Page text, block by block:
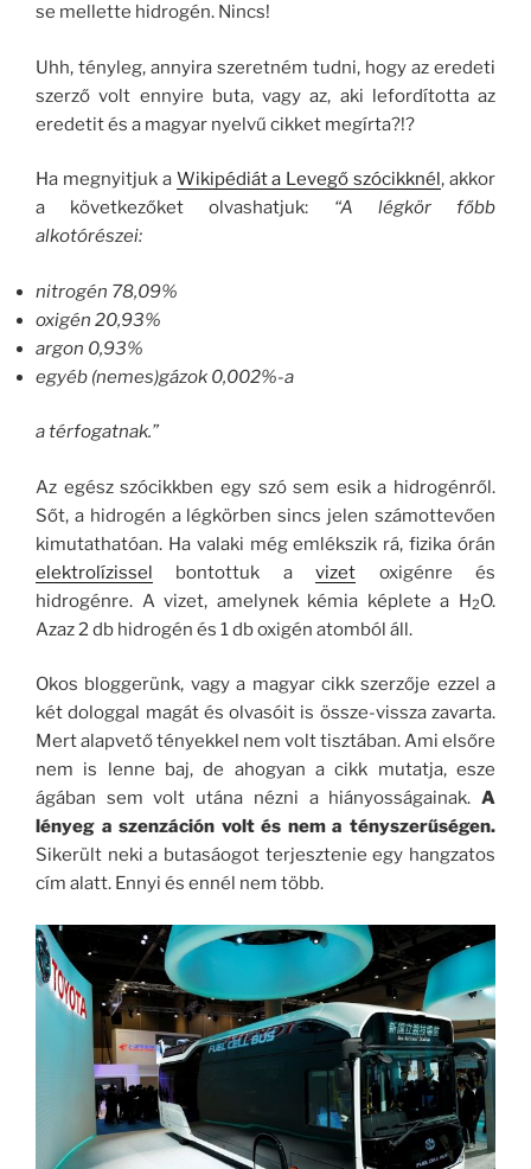
se mellette hidrogén. Nincs!
Uhh, tényleg, annyira szeretném tudni, hogy az eredeti
szerző volt ennyire buta, vagy az, aki lefordította az
eredetit és a magyar nyelvű cikket megírta?!?
Ha megnyitjuk a Wikipédiát a Levegő szócikknél, akkor
a következőket olvashatjuk: “A légkör főbb
alkotórészei:
nitrogén 78,09%
oxigén 20,93%
argon 0,93%
egyéb (nemes)gázok 0,002%-a
a térfogatnak.”
Az egész szócikkben egy szó sem esik a hidrogénről.
Sőt, a hidrogén a légkörben sincs jelen számottevően
kimutathatóan. Ha valaki még emlékszik rá, fizika órán
elektrolízissel bontottuk avizet oxigénre és
hidrogénre. A vizet, amelynek kémia képlete a H2O.
Azaz 2 db hidrogén és 1 db oxigén atomból áll.
Okos bloggerünk, vagy a magyar cikk szerzője ezzel a
két dologgal magát és olvasóit is össze-vissza zavarta.
Mert alapvető tényekkel nem volt tisztában. Ami elsőre
nem is lenne baj, de ahogyan a cikk mutatja, esze
ágában sem volt utána nézni a hiányosságainak. A
lényeg a szenzáción volt és nem a tényszerűségen.
Sikerült neki a butasáogot terjesztenie egy hangzatos
cím alatt. Ennyi és ennél nem több.